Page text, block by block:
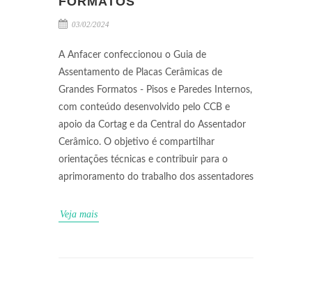
03/02/2024
A Anfacer confeccionou o Guia de
Assentamento de Placas Cerâmicas de
Grandes Formatos - Pisos e Paredes Internos,
com conteúdo desenvolvido pelo CCB e
apoio da Cortag e da Central do Assentador
Cerâmico. O objetivo é compartilhar
orientações técnicas e contribuir para o
aprimoramento do trabalho dos assentadores
Veja mais